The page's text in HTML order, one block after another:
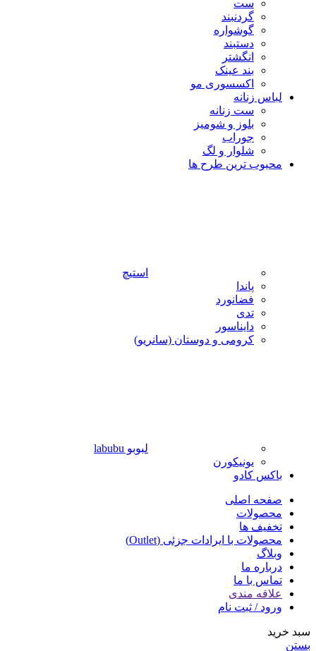
ست
گردنبند
گوشواره
دستبند
انگشتر
بند عینک
اکسسوری مو
لباس زنانه
ست زنانه
بلوز و شومیز
جوراب
شلوار و لگ
محبوب ترین طرح ها
استیچ
پاندا
فضانورد
تدی
دایناسور
کرومی و دوستان (سانریو)
لبوبو labubu
یونیکورن
باکس کادو
صفحه اصلی
محصولات
تخفیف ها
محصولات با ایرادات جزئی (Outlet)
وبلاگ
درباره ما
تماس با ما
علاقه مندی
ورود / ثبت نام
سبد خرید
بستن